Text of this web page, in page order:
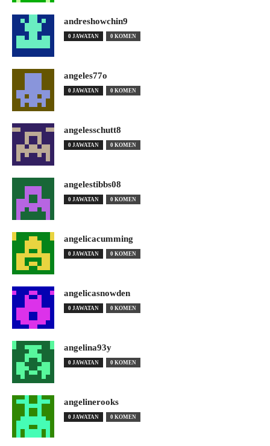
andreshowchin9
0 JAWATAN 0 KOMEN
angeles77o
0 JAWATAN 0 KOMEN
angelesschutt8
0 JAWATAN 0 KOMEN
angelestibbs08
0 JAWATAN 0 KOMEN
angelicacumming
0 JAWATAN 0 KOMEN
angelicasnowden
0 JAWATAN 0 KOMEN
angelina93y
0 JAWATAN 0 KOMEN
angelinerooks
0 JAWATAN 0 KOMEN